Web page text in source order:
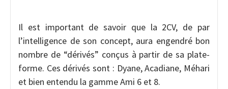
Il est important de savoir que la 2CV, de par
l’intelligence de son concept, aura engendré bon
nombre de “dérivés” conçus à partir de sa plate-
forme. Ces dérivés sont : Dyane, Acadiane, Méhari
et bien entendu la gamme Ami 6 et 8.